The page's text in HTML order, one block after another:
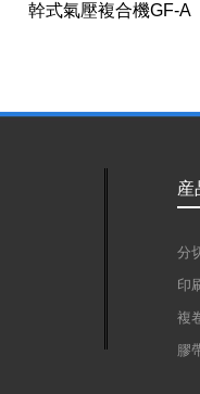
幹式氣壓複合機GF-A
産
分
印
複
膠